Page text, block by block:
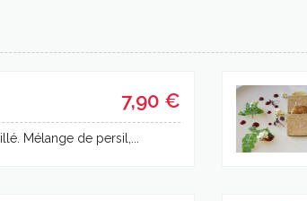
7,90 €
Mélange de persil,...